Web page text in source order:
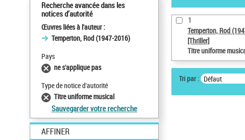
Recherche avancée dans les
notices d’autorité
Œuvres liées à l'auteur :
Temperton, Rod (1947-2016)
Pays
ne s'applique pas
Type de notice d'autorité
Titre uniforme musical
Sauvegarder votre recherche
AFFINER
1
Temperton, Rod
[Thriller]
Titre uniforme
Tri par : Défaut